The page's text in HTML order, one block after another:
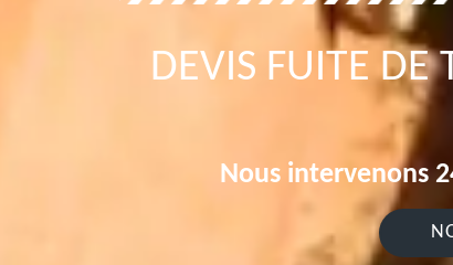
DEVIS FUITE
Nous intervenons